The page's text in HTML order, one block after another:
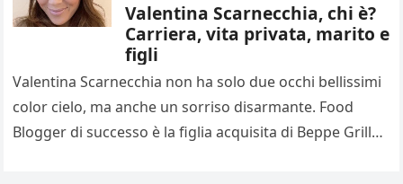
Valentina Scarnecchia, chi è?
Carriera, vita privata, marito e
figli
Valentina Scarnecchia non ha solo due occhi bellissimi
color cielo, ma anche un sorriso disarmante. Food
Blogger di successo è la figlia acquisita di Beppe Grillo,